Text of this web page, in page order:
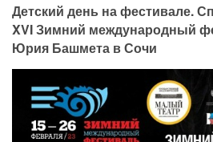
Детский день на фестивале.
XVI Зимний международный
Юрия Башмета в Сочи